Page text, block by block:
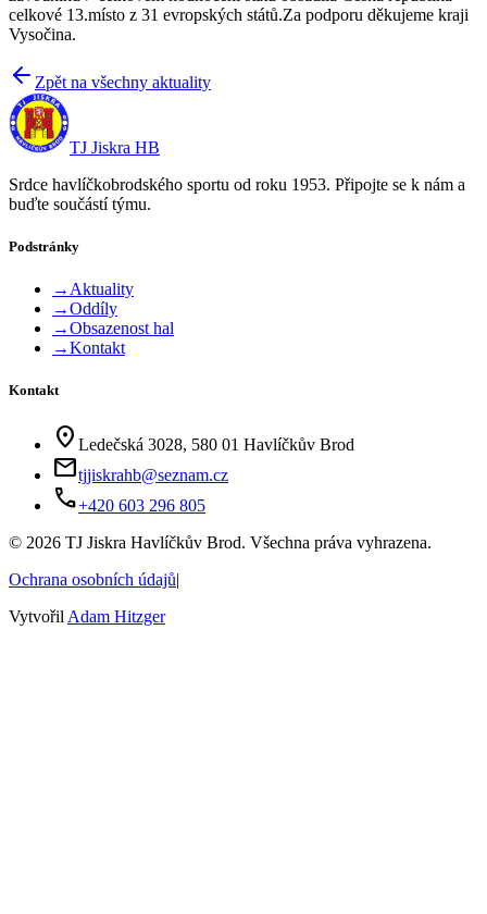
celkové 13.místo z 31 evropských států.Za podporu děkujeme kraji
Vysočina.
Zpět na všechny aktuality
TJ Jiskra HB
Srdce havlíčkobrodského sportu od roku 1953. Připojte se k nám a
buďte součástí týmu.
Podstránky
→ Aktuality
→Oddíly
→Obsazenost hal
→Kontakt
Kontakt
location_on Ledečská 3028, 580 01 Havlíčkův Brod
mailtjjiskrahb@seznam.cz
phone+420 603 296 805
© 2026 TJ Jiskra Havlíčkův Brod. Všechna práva vyhrazena.
Ochrana osobních údajů|
Vytvořil Adam Hitzger